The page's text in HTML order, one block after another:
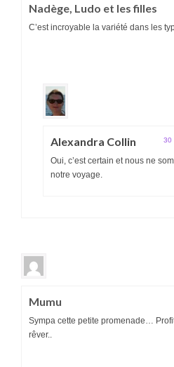
Nadège, Ludo et les filles
C’est incroyable la variété dans les
Alexandra Collin 30
Oui, c’est certain et nous ne
notre voyage.
Mumu
Sympa cette petite promenade…
rêver..